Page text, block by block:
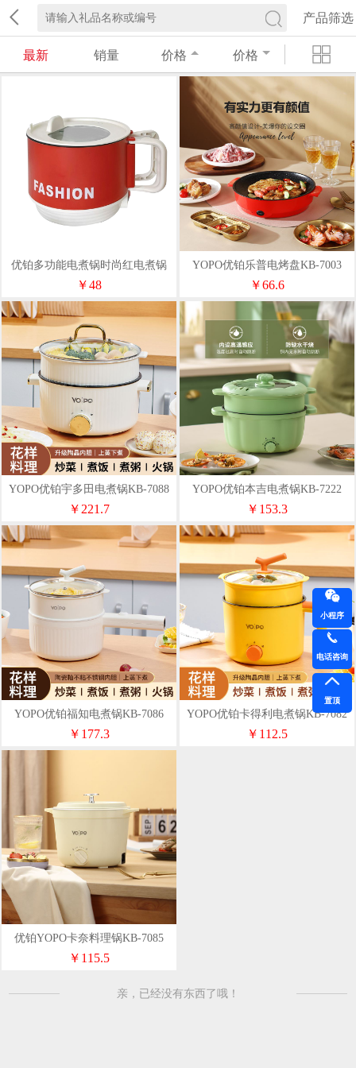
产品筛选
最新 销量 价格 价格
优铂多功能电煮锅时尚红电煮锅
KB-7855开门红保险可推
￥48
YOPO优铂乐普电烤盘KB-7003
￥66.6
YOPO优铂宇多田电煮锅KB-7088
￥221.7
YOPO优铂本吉电煮锅KB-7222
￥153.3
YOPO优铂福知电煮锅KB-7086
￥177.3
YOPO优铂卡得利电煮锅KB-7082
￥112.5
优铂YOPO卡奈料理锅KB-7085
￥115.5
亲，已经没有东西了哦！
小程序
电话咨询
置顶